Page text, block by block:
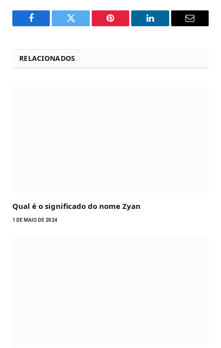
Facebook Twitter Pinterest LinkedIn Email
RELACIONADOS
Qual é o significado do nome Zyan
1 DE MAIO DE 2024